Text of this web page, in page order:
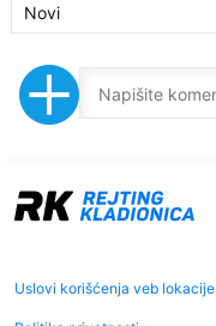
Novi
Uslovi korišćenja veb lokacije